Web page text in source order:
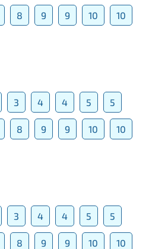
8 9 9 10 10
3 4 4 5 5
8 9 9 10 10
3 4 4 5 5
8 9 9 10 10